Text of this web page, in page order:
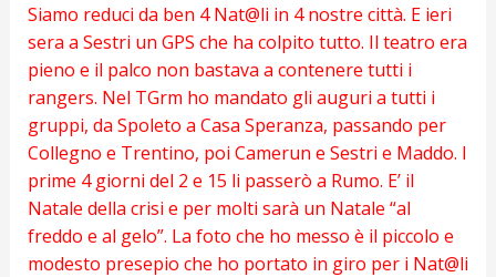
Siamo reduci da ben 4 Nat@li in 4 nostre città. E ieri
sera a Sestri un GPS che ha colpito tutto. Il teatro era
pieno e il palco non bastava a contenere tutti i
rangers. Nel TGrm ho mandato gli auguri a tutti i
gruppi, da Spoleto a Casa Speranza, passando per
Collegno e Trentino, poi Camerun e Sestri e Maddo. I
prime 4 giorni del 2 e 15 li passerò a Rumo. E’ il
Natale della crisi e per molti sarà un Natale “al
freddo e al gelo”. La foto che ho messo è il piccolo e
modesto presepio che ho portato in giro per i Nat@li